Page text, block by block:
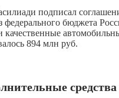
подписал
бюджета
894 млн руб.
средства